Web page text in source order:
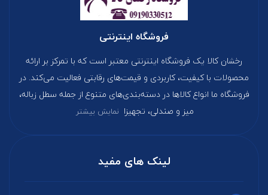
فروشگاه اینترنتی
رخشان کالا یک فروشگاه اینترنتی معتبر است که با تمرکز بر ارائه
محصولات با کیفیت، کاربردی و قیمت‌های رقابتی فعالیت می‌کند. در
فروشگاه ما انواع کالاها در دسته‌بندی‌های متنوع از جمله سطل زباله،
میز و صندلی، تجهیزا نمایش بیشتر
لینک های مفید